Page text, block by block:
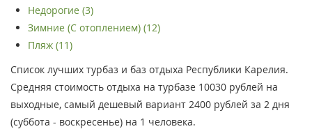
Недорогие (3)
Зимние (С отоплением) (12)
Пляж (11)
Список лучших турбаз и баз отдыха Республики Карелия.
Средняя стоимость отдыха на турбазе 10030 рублей на
выходные, самый дешевый вариант 2400 рублей за 2 дня
(суббота - воскресенье) на 1 человека.